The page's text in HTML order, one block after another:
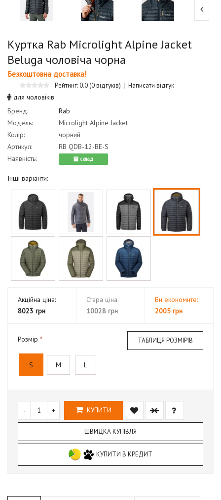
Куртка Rab Microlight Alpine Jacket
Beluga чоловіча чорна
Безкоштовна доставка!
Рейтинг: 0.0(0 відгуків) Написати відгук
для чоловіків
Бренд:
Rab
Модель:
Microlight Alpine Jacket
Колір:
чорний
Артикул:
RB QDB-12-BE-S
Наявність:
cклад
Інші варіанти:
Акційна ціна:
8023 грн
Стара ціна:
10028 грн
Ви економите:
2005 грн
Розмір ТАБЛИЦЯ РОЗМІРІВ
S M L
- + КУПИТИ
ШВИДКА КУПІВЛЯ
КУПИТИ В КРЕДИТ